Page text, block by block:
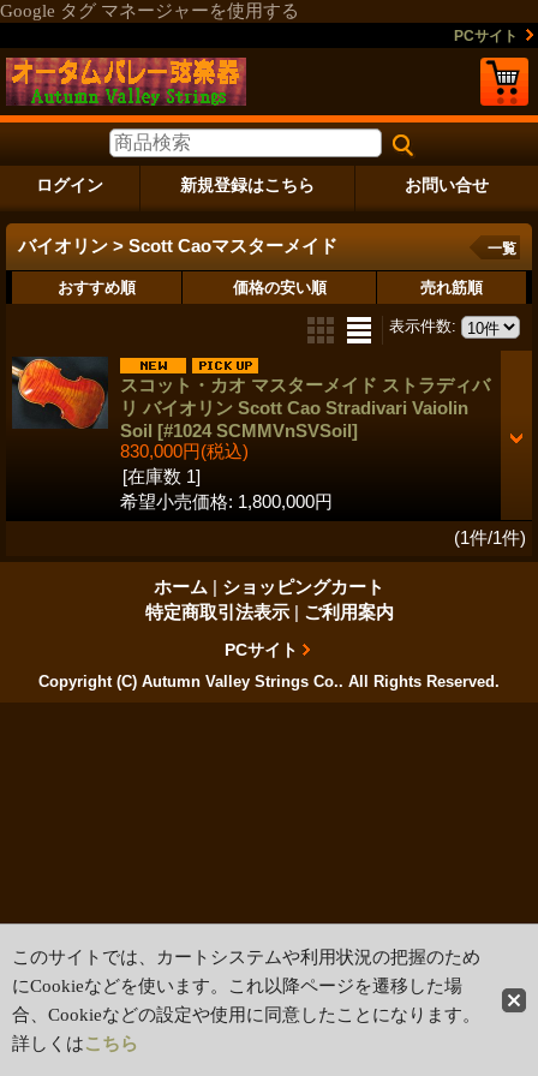
Google タグ マネージャーを使用する
PCサイト
ログイン 新規登録はこちら お問い合せ
バイオリン > Scott Caoマスターメイド 一覧
おすすめ順 価格の安い順 売れ筋順
表示件数:
スコット・カオ マスターメイド ストラディバ
リ バイオリン Scott Cao Stradivari Vaiolin
Soil [#1024 SCMMVnSVSoil]
830,000円(税込)
[在庫数 1]
希望小売価格: 1,800,000円
(1件/1件)
ホーム | ショッピングカート
特定商取引法表示 | ご利用案内
PCサイト
Copyright (C) Autumn Valley Strings Co.. All Rights Reserved.
このサイトでは、カートシステムや利用状況の把握のため
にCookieなどを使います。これ以降ページを遷移した場
合、Cookieなどの設定や使用に同意したことになります。
詳しくはこちら